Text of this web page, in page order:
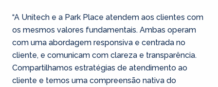
“A Unitech e a Park Place atendem aos clientes com
os mesmos valores fundamentais. Ambas operam
com uma abordagem responsiva e centrada no
cliente, e comunicam com clareza e transparência.
Compartilhamos estratégias de atendimento ao
cliente e temos uma compreensão nativa do